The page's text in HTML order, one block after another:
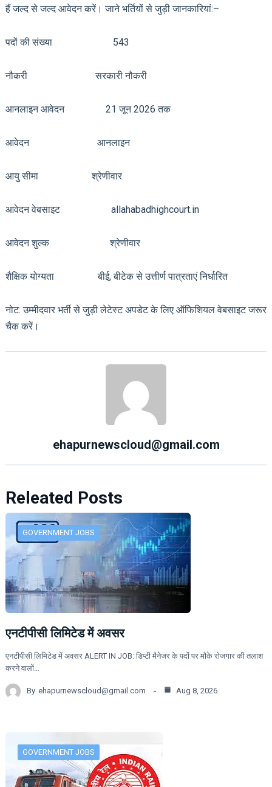
हैं जल्द से जल्द आवेदन करें। जाने भर्तियों से जुड़ी जानकारियां:–
पदों की संख्या 543
नौकरी सरकारी नौकरी
आनलाइन आवेदन 21 जून 2026 तक
आवेदन आनलाइन
आयु सीमा श्रेणीवार
आवेदन वेबसाइट allahabadhighcourt.in
आवेदन शुल्क श्रेणीवार
शैक्षिक योग्यता बीई, बीटेक से उत्तीर्ण पात्रताएं निर्धारित
नोट: उम्मीदवार भर्ती से जुड़ी लेटेस्ट अपडेट के लिए ऑफिशियल वेबसाइट जरूर
चैक करें।
ehapurnewscloud@gmail.com
Releated Posts
GOVERNMENT JOBS
एनटीपीसी लिमिटेड में अवसर
एनटीपीसी लिमिटेड में अवसर ALERT IN JOB: डिप्टी मैनेजर के पदों पर मौके रोजगार की तलाश
करने वालों…
By ehapurnewscloud@gmail.com Aug 8, 2026
GOVERNMENT JOBS